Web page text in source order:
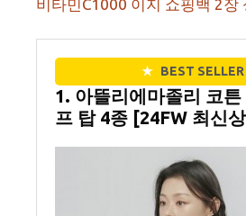
비타민C1000 이지 쇼핑백 2장
★ BEST SELLER
1. 아뜰리에마졸리 코튼
프 탑 4종 [24FW 최신